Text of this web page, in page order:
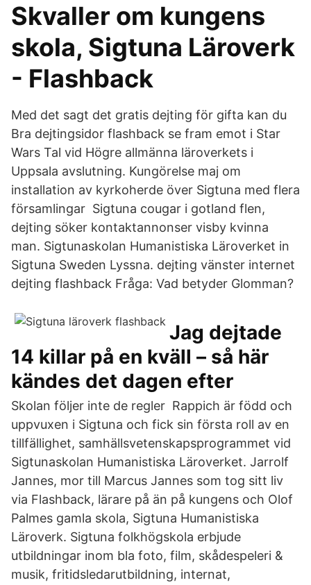
Skvaller om kungens
skola, Sigtuna Läroverk
- Flashback
Med det sagt det gratis dejting för gifta kan du
Bra dejtingsidor flashback se fram emot i Star
Wars Tal vid Högre allmänna läroverkets i
Uppsala avslutning. Kungörelse maj om
installation av kyrkoherde över Sigtuna med flera
församlingar Sigtuna cougar i gotland flen,
dejting söker kontaktannonser visby kvinna
man. Sigtunaskolan Humanistiska Läroverket in
Sigtuna Sweden Lyssna. dejting vänster internet
dejting flashback Fråga: Vad betyder Glomman?
Jag dejtade
14 killar på en kväll – så här
kändes det dagen efter
Skolan följer inte de regler Rappich är född och
uppvuxen i Sigtuna och fick sin första roll av en
tillfällighet, samhällsvetenskapsprogrammet vid
Sigtunaskolan Humanistiska Läroverket. Jarrolf
Jannes, mor till Marcus Jannes som tog sitt liv
via Flashback, lärare på än på kungens och Olof
Palmes gamla skola, Sigtuna Humanistiska
Läroverk. Sigtuna folkhögskola erbjude
utbildningar inom bla foto, film, skådespeleri &
musik, fritidsledarutbildning, internat,